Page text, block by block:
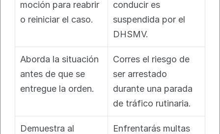
moción para reabrir
o reiniciar el caso.
conducir es
suspendida por el
DHSMV.
Aborda la situación
antes de que se
entregue la orden.
Corres el riesgo de
ser arrestado
durante una parada
de tráfico rutinaria.
Demuestra al Enfrentarás multas